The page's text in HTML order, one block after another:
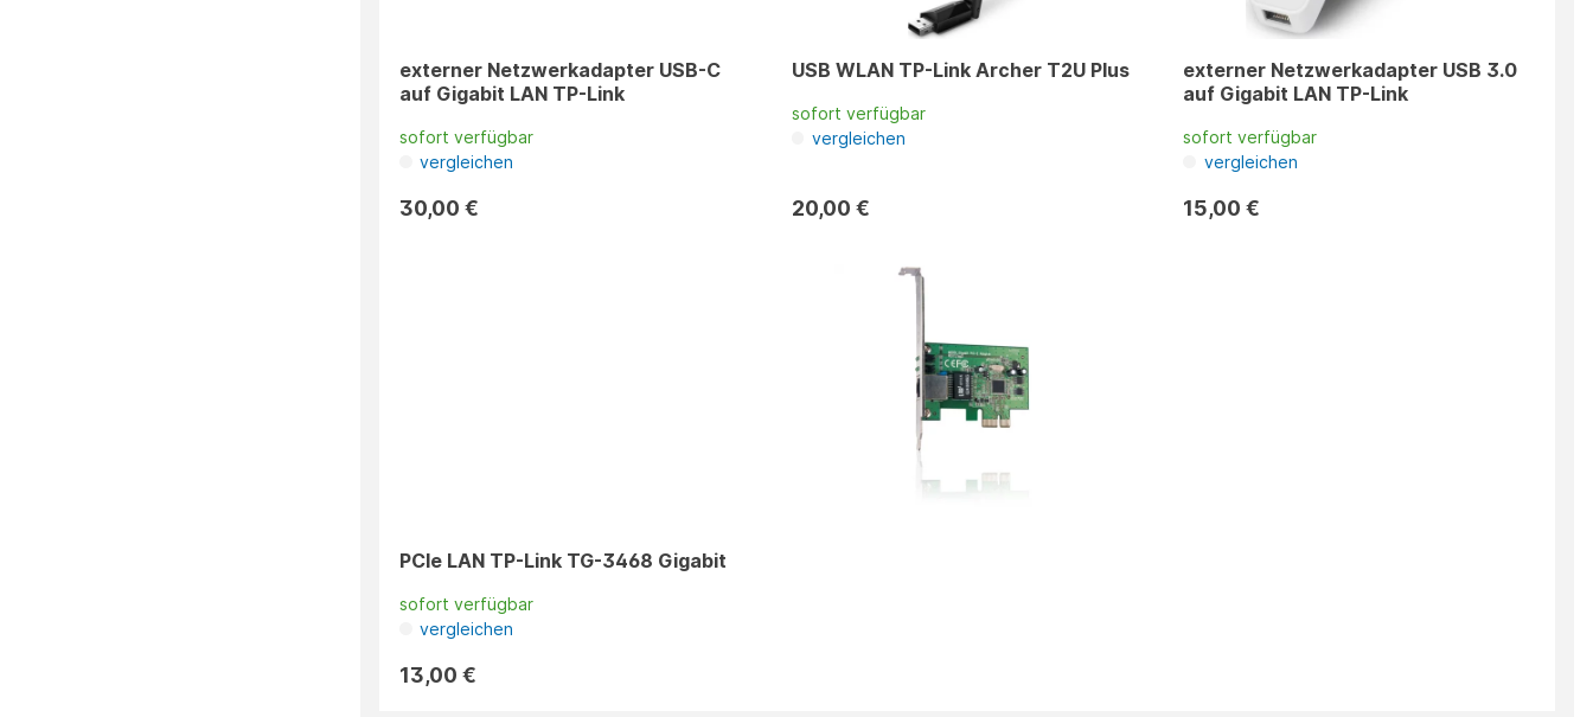
externer Netzwerkadapter USB-C
auf Gigabit LAN TP-Link
sofort verfügbar
vergleichen
30,00 €
USB WLAN TP-Link Archer T2U Plus
sofort verfügbar
vergleichen
20,00 €
externer Netzwerkadapter USB 3.0
auf Gigabit LAN TP-Link
sofort verfügbar
vergleichen
15,00 €
PCIe LAN TP-Link TG-3468 Gigabit
sofort verfügbar
vergleichen
13,00 €